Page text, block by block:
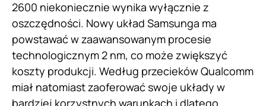
2600 niekoniecznie wynika wyłącznie z
oszczędności. Nowy układ Samsunga ma
powstawać w zaawansowanym procesie
technologicznym 2 nm, co może zwiększyć
koszty produkcji. Według przecieków Qualcomm
miał natomiast zaoferować swoje układy w
bardziej korzystnych warunkach i dlatego